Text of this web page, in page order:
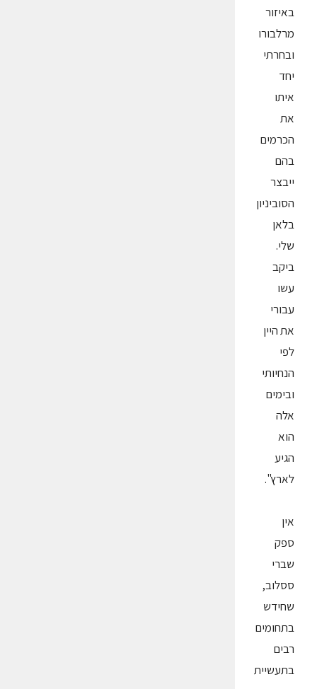
באיזור
מרלבורו
ובחרתי
יחד
איתו
את
הכרמים
בהם
ייבצר
הסוביניון
בלאן
שלי.
ביקב
עשו
עבורי
את היין
לפי
הנחיותי
ובימים
אלה
הוא
הגיע
לארץ".
אין
ספק
שברי
ססלוב,
שחידש
בתחומים
רבים
בתעשיית